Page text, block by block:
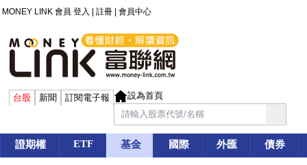
MONEY LINK 會員 登入 註冊 會員中心
台股 新聞 訂閱電子報 設為首頁
證期權 ETF 基金 國際 外匯 債券